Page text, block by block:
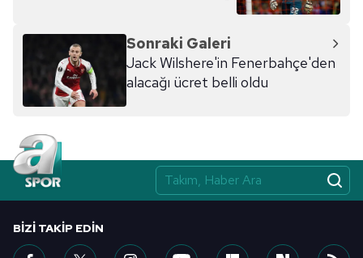
Sonraki Galeri
Jack Wilshere'in Fenerbahçe'den
alacağı ücret belli oldu
BIZI TAKIP EDIN